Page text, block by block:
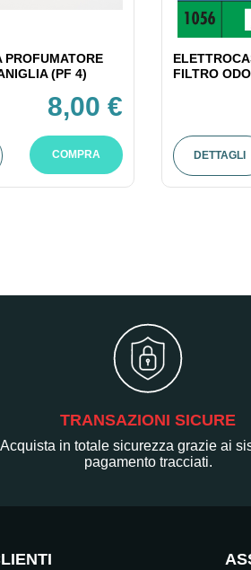
PROFUMATORE
(PF 4)
8,00 €
COMPRA
FILTRO
DETTAGLI
TRANSAZIONI SICURE
Acquista in totale sicurezza grazie ai
pagamento tracciati.